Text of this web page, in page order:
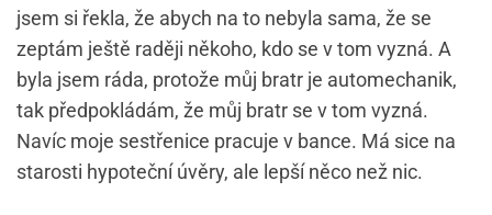
jsem si řekla, že abych na to nebyla sama, že se
zeptám ještě raději někoho, kdo se v tom vyzná. A
byla jsem ráda, protože můj bratr je automechanik,
tak předpokládám, že můj bratr se v tom vyzná.
Navíc moje sestřenice pracuje v bance. Má sice na
starosti hypoteční úvěry, ale lepší něco než nic.